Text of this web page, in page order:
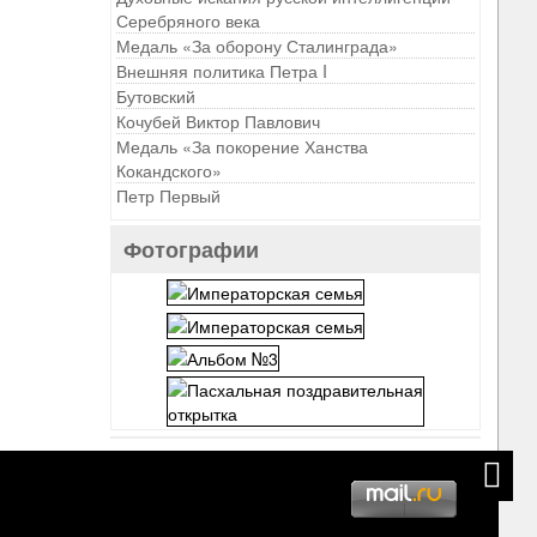
Серебряного века
Медаль «За оборону Сталинграда»
Внешняя политика Петра I
Бутовский
Кочубей Виктор Павлович
Медаль «За покорение Ханства
Кокандского»
Петр Первый
Фотографии